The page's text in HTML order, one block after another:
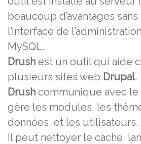
beaucoup d’avantages sans
l’interface de
MySQL.
Drush est un outil qui aide
plusieurs sites web Drupal.
Drush communique avec le
gère les modules, les
données, et les utilisateurs.
Il peut nettoyer le cache,